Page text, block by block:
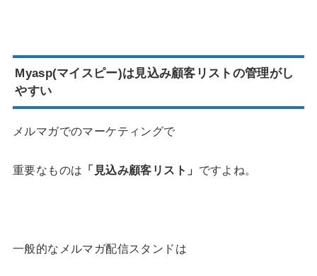
Myasp(マイスピー)は見込み顧客リストの管理がし
やすい
メルマガでのマーケティングで
重要なものは 「見込み顧客リスト」 ですよね。
一般的なメルマガ配信スタンドは